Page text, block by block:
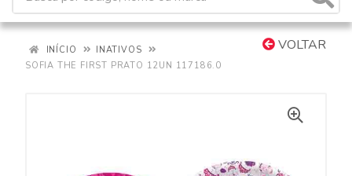
VOLTAR
INÍCIO
INATIVOS
SOFIA THE FIRST PRATO 12UN 117186.0